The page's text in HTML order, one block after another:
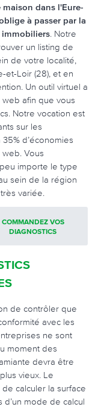
maison dans l'Eure-
à passer par la
immobiliers. Notre
un listing de
de votre localité,
et-Loir (28), et en
Un outil virtuel a
afin que vous
Notre vocation est
sur les
d’économies
Vous
importe le type
sein de la région
variée.
COMMANDEZ VOS
DIAGNOSTICS
de contrôler que
avec les
ne sont
moment des
devra être
vieux. Le
calculer la surface
d’un mode de calcul